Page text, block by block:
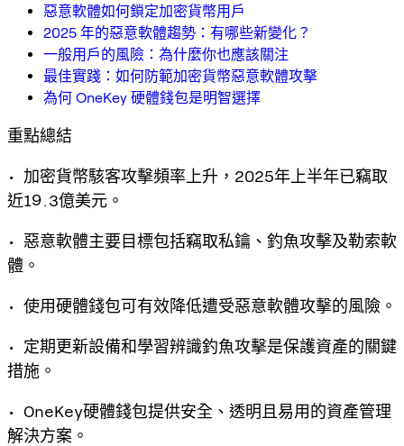
惡意軟體如何鎖定加密貨幣用戶
2025 年的惡意軟體趨勢：有哪些新變化？
一般用戶的風險：為什麼你也應該關注
最佳實踐：如何防範加密貨幣惡意軟體攻擊
為何 OneKey 硬體錢包是明智選擇
重點總結
• 加密貨幣駭客攻擊頻率上升，2025年上半年已竊取
近19.3億美元。
• 惡意軟體主要目標包括竊取私鑰、釣魚攻擊及勒索軟
體。
• 使用硬體錢包可有效降低遭受惡意軟體攻擊的風險。
• 定期更新設備和學習辨識釣魚攻擊是保護資產的關鍵
措施。
• OneKey硬體錢包提供安全、透明且易用的資產管理
解決方案。